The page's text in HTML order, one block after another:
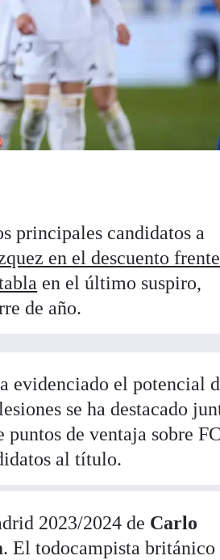
principales candidatos a
en el descuento
en el último suspiro,
de año.
evidenciado el potencial
se ha destacado
de ventaja sobre FC
al título.
2023/2024 de Carlo
. El todocampista británico